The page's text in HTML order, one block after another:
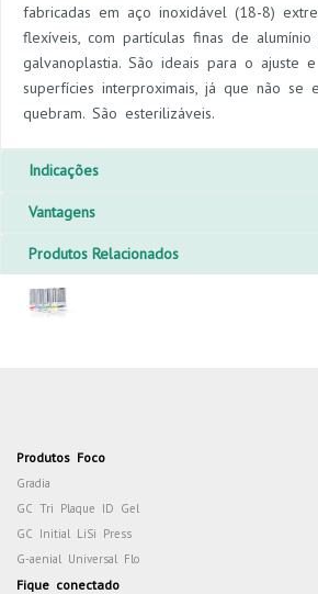
fabricadas em aço inoxidável (18-8)
flexíveis, com partículas finas de
galvanoplastia. São ideais para o ajuste
superfícies interproximais, já que não se
quebram. São esterilizáveis.
Indicações
Vantagens
Produtos Relacionados
Produtos Foco
Gradia
GC Tri Plaque ID Gel
GC Initial LiSi Press
G-aenial Universal Flo
Fique conectado